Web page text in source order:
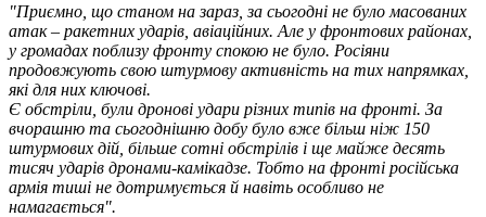
"Приємно, що станом на зараз, за сьогодні не було масованих
атак – ракетних ударів, авіаційних. Але у фронтових районах,
у громадах поблизу фронту спокою не було. Росіяни
продовжують свою штурмову активність на тих напрямках,
які для них ключові.
Є обстріли, були дронові удари різних типів на фронті. За
вчорашню та сьогоднішню добу було вже більш ніж 150
штурмових дій, більше сотні обстрілів і ще майже десять
тисяч ударів дронами-камікадзе. Тобто на фронті російська
армія тиші не дотримується й навіть особливо не
намагається".